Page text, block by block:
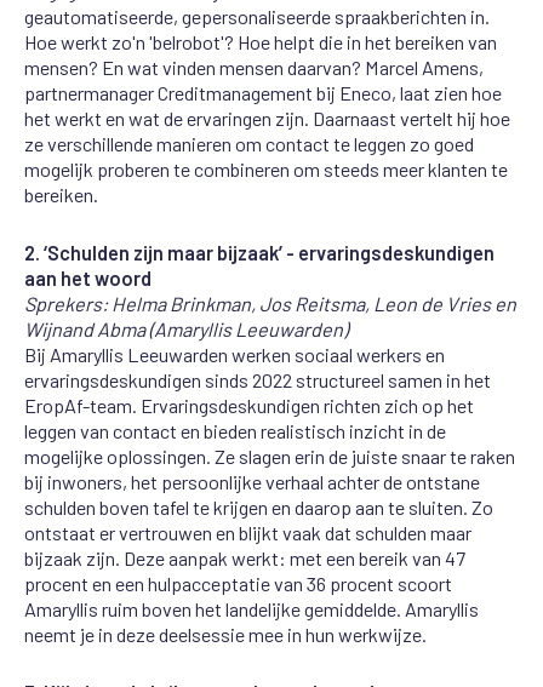
geautomatiseerde, gepersonaliseerde spraakberichten in.
Hoe werkt zo'n 'belrobot'? Hoe helpt die in het bereiken van
mensen? En wat vinden mensen daarvan? Marcel Amens,
partnermanager Creditmanagement bij Eneco, laat zien hoe
het werkt en wat de ervaringen zijn. Daarnaast vertelt hij hoe
zeverschillendemanieren om contact te leggen zo goed
mogelijk proberen tecombineren om steeds meerklanten te
bereiken.
2. ‘Schulden zijn maar bijzaak’ - ervaringsdeskundigen
aan het woord
Sprekers: Helma Brinkman, Jos Reitsma, Leon de Vries en
Wijnand Abma (Amaryllis Leeuwarden)
Bij Amaryllis Leeuwarden werken sociaal werkers en
ervaringsdeskundigen sinds 2022 structureel samen in het
EropAf-team. Ervaringsdeskundigen richten zich op het
leggen van contact en bieden realistisch inzicht in de
mogelijke oplossingen. Ze slagen erin de juiste snaar te raken
bij inwoners, het persoonlijke verhaal achter de ontstane
schulden boven tafel te krijgen en daarop aan te sluiten. Zo
ontstaat er vertrouwen en blijkt vaak dat schulden maar
bijzaak zijn. Deze aanpak werkt: met een bereik van 47
procent en een hulpacceptatie van 36 procent scoort
Amaryllis ruim boven het landelijke gemiddelde. Amaryllis
neemt je in deze deelsessie mee in hun werkwijze.